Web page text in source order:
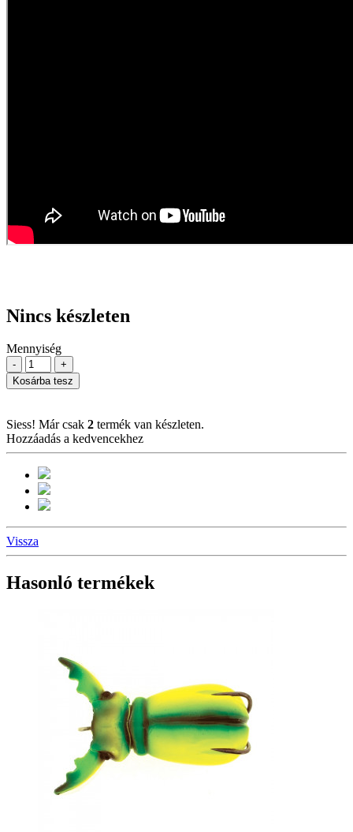
Nincs készleten
Mennyiség
-
+
Kosárba tesz
Siess! Már csak 2 termék van készleten.
Hozzáadás a kedvencekhez
Vissza
Hasonló termékek